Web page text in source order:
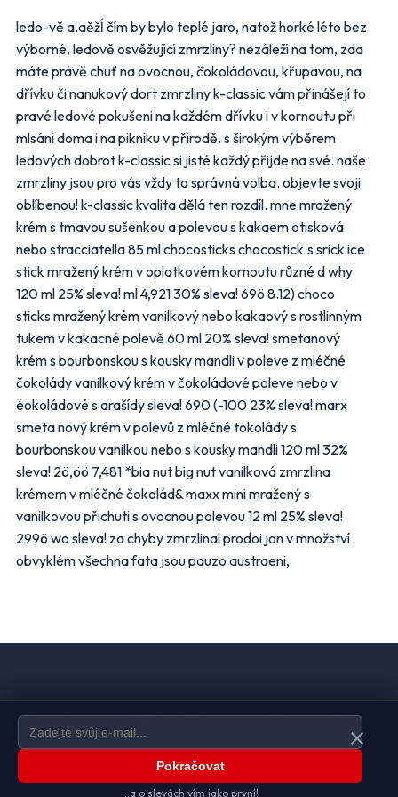
ledo-vě a.aěžĺ čím by bylo teplé jaro, natož horké léto bez
výborné, ledově osvěžující zmrzliny? nezáleží na tom, zda
máte právě chuť na ovocnou, čokoládovou, křupavou, na
dřívku či nanukový dort zmrzliny k-classic vám přinášejí to
pravé ledové pokušeni na každém dřívku i v kornoutu při
mlsání doma i na pikniku v přírodě. s širokým výběrem
ledových dobrot k-classic si jisté každý přijde na své. naše
zmrzliny jsou pro vás vždy ta správná volba. objevte svoji
oblíbenou! k-classic kvalita dělá ten rozdíl. mne mražený
krém s tmavou sušenkou a polevou s kakaem otisková
nebo stracciatella 85 ml chocosticks chocostick.s srick ice
stick mražený krém v oplatkovém kornoutu různé d why
120 ml 25% sleva! ml 4,921 30% sleva! 69ö 8.12) choco
sticks mražený krém vanilkový nebo kakaový s rostlinným
tukem v kakacné polevě 60 ml 20% sleva! smetanový
krém s bourbonskou s kousky mandli v poleve z mléčné
čokolády vanilkový krém v čokoládové poleve nebo v
éokoládové s arašídy sleva! 690 (-100 23% sleva! marx
smeta nový krém v polevů z mléčné tokolády s
bourbonskou vanilkou nebo s kousky mandli 120 ml 32%
sleva! 2ö,öö 7,481 *bia nut big nut vanilková zmrzlina
krémem v mléčné čokolád& maxx mini mražený s
vanilkovou přichuti s ovocnou polevou 12 ml 25% sleva!
299ö wo sleva! za chyby zmrzlinal prodoi jon v množství
obvyklém všechna fata jsou pauzo austraeni,
DomůOchrana údajůKontaktSpravovat odběr newsletteru
© 2026www.akcniletaky.com
Pokračovat
...a o slevách vím jako první!
close
Penny Market Tesco
Další obchody podle kategorií
Bydlení, zahrada
Drogerie, kosmetika
Nábytek
Obuv
Sport
Pro děti, hračky
Lékárny
Auto moto
Ostatní supermarkety
Přihlásit k odběru